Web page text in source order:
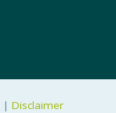
| Disclaimer